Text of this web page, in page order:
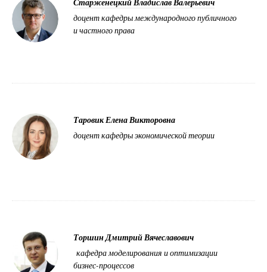
доцент кафедры международного публичного
и частного права
Таровик Елена Викторовна
доцент кафедры экономической теории
Торшин Дмитрий Вячеславович
кафедра моделирования и оптимизации
бизнес-процессов